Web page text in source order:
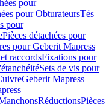
pour
pour ObturateursTés
pour
Pièces détachées pour
pour Geberit Mapress
raccordsFixations pour
Sets de vis pour
Geberit Mapress
RéductionsPièces